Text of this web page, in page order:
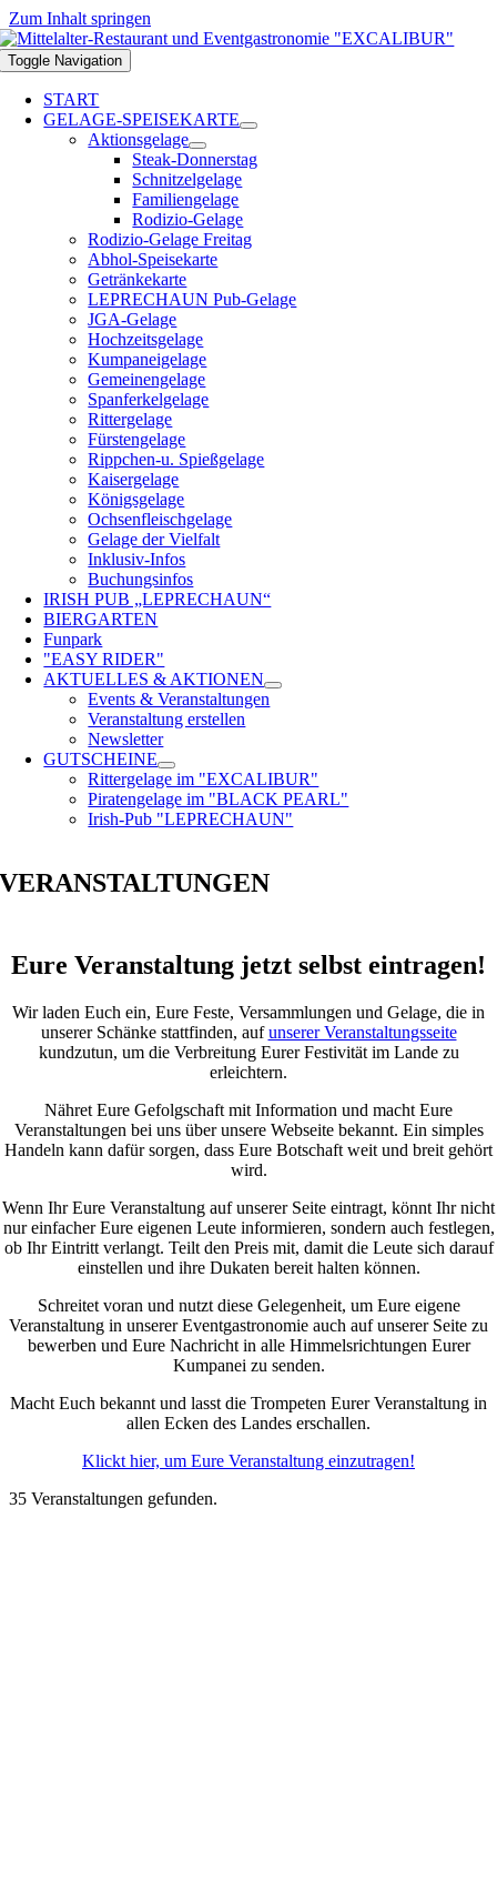
Zum Inhalt springen
Toggle Navigation
START
GELAGE-SPEISEKARTE
Aktionsgelage
Steak-Donnerstag
Schnitzelgelage
Familiengelage
Rodizio-Gelage
Rodizio-Gelage Freitag
Abhol-Speisekarte
Getränkekarte
LEPRECHAUN Pub-Gelage
JGA-Gelage
Hochzeitsgelage
Kumpaneigelage
Gemeinengelage
Spanferkelgelage
Rittergelage
Fürstengelage
Rippchen-u. Spießgelage
Kaisergelage
Königsgelage
Ochsenfleischgelage
Gelage der Vielfalt
Inklusiv-Infos
Buchungsinfos
IRISH PUB „LEPRECHAUN“
BIERGARTEN
Funpark
"EASY RIDER"
AKTUELLES & AKTIONEN
Events & Veranstaltungen
Veranstaltung erstellen
Newsletter
GUTSCHEINE
Rittergelage im "EXCALIBUR"
Piratengelage im "BLACK PEARL"
Irish-Pub "LEPRECHAUN"
VERANSTALTUNGEN
Eure Veranstaltung jetzt selbst eintragen!
Wir laden Euch ein, Eure Feste, Versammlungen und Gelage, die in
unserer Schänke stattfinden, aufunserer Veranstaltungsseite
kundzutun, um die Verbreitung Eurer Festivität im Lande zu
erleichtern.
Nähret Eure Gefolgschaft mit Information und macht Eure
Veranstaltungen bei uns über unsere Webseite bekannt. Ein simples
Handeln kann dafür sorgen, dass Eure Botschaft weit und breit gehört
wird.
Wenn Ihr Eure Veranstaltung auf unserer Seite eintragt, könnt Ihr nicht
nur einfacher Eure eigenen Leute informieren, sondern auch festlegen,
ob Ihr Eintritt verlangt. Teilt den Preis mit, damit die Leute sich darauf
einstellen und ihre Dukaten bereit halten können.
Schreitet voran und nutzt diese Gelegenheit, um Eure eigene
Veranstaltung in unserer Eventgastronomie auch auf unserer Seite zu
bewerben und Eure Nachricht in alle Himmelsrichtungen Eurer
Kumpanei zu senden.
Macht Euch bekannt und lasst die Trompeten Eurer Veranstaltung in
allen Ecken des Landes erschallen.
Klickt hier, um Eure Veranstaltung einzutragen!
35 Veranstaltungen gefunden.